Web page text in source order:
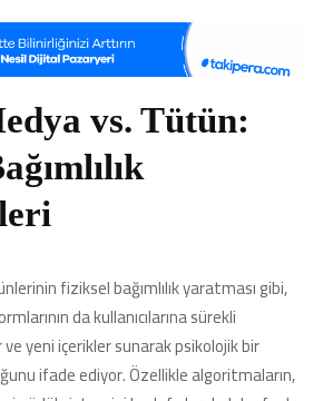
vs. Tütün:
fiziksel bağımlılık yaratması gibi,
da kullanıcılarına sürekli
yeni içerikler sunarak psikolojik bir
ifade ediyor. Özellikle algoritmaların,